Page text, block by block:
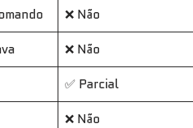
❌ Não
❌ Não
✅ Parcial
❌ Não